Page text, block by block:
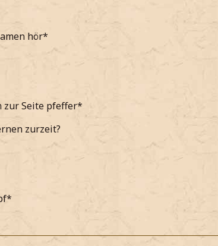
hör*
zur Seite pfeffer*
zurzeit?